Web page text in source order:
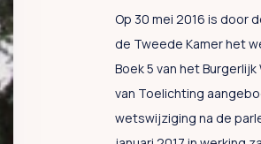
Op 30 mei 2016 is door
de Tweede Kamer het
Boek 5 van het
van Toelichting
wetswijziging na de